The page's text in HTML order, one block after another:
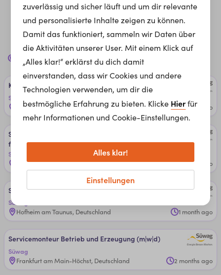
18 Jobs bei Süwagfür dich
Ka­bel­mon­teu­r ­Elek­tro­tech­ni­k (m|w|d)
Süwag
Hofheim am Taunus, Deutschland 8 hours ago
Spe­zia­lis­t ­Netz­in­te­gra­ti­on Er­neu­er­ba­re ­Ener­gi­en ‒ ­be­
fris­te­t (m|w|d)
Süwag
Bonefeld, Deutschland 3 weeks ago
Ser­vice­team­mon­teu­r ­Uni­ver­sal (m|w|d)
Süwag
Hofheim am Taunus, Deutschland 1 month ago
Ser­vice­mon­teu­r ­Be­trie­b un­d Er­zeu­gun­g (m|w|d)
Süwag
Frankfurt am Main-Höchst, Deutschland 2 months ago
zuverlässig und sicher läuft und um dir relevante
und personalisierte Inhalte zeigen zu können.
Damit das funktioniert, sammeln wir Daten über
die Aktivitäten unserer User. Mit einem Klick auf
„Alles klar!“ erklärst du dich damit
einverstanden, dass wir Cookies und andere
Technologien verwenden, um dir die
bestmögliche Erfahrung zu bieten. Klicke Hierfür
mehr Informationen und Cookie-Einstellungen.
Einstellungen
Alles klar!